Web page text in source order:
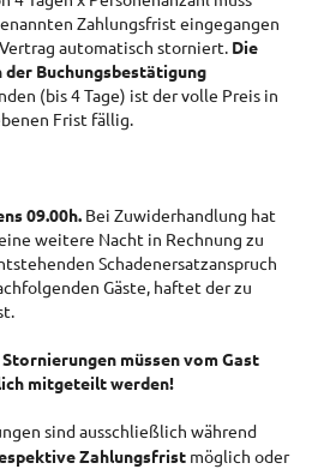
Zahlungsfrist eingegangen
automatisch storniert. Die
Buchungsbestätigung
(bis 4 Tage) ist der volle Preis in
Frist fällig.
09.00h. Bei Zuwiderhandlung hat
weitere Nacht in Rechnung zu
Schadenersatzanspruch
Gäste, haftet der zu
müssen vom Gast
mitgeteilt werden!
sind ausschließlich während
Zahlungsfrist möglich oder